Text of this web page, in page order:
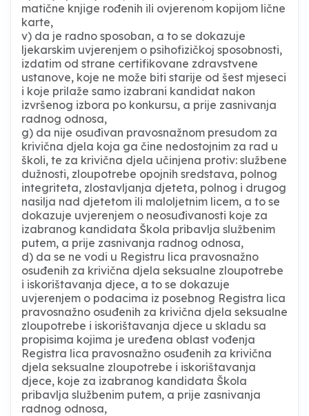
matične knjige rođenih ili ovjerenom kopijom lične
karte,
v) da je radno sposoban, a to se dokazuje
ljekarskim uvjerenjem o psihofizičkoj sposobnosti,
izdatim od strane certifikovane zdravstvene
ustanove, koje ne može biti starije od šest mjeseci
i koje prilaže samo izabrani kandidat nakon
izvršenog izbora po konkursu, a prije zasnivanja
radnog odnosa,
g) da nije osuđivan pravosnažnom presudom za
krivična djela koja ga čine nedostojnim za rad u
školi, te za krivična djela učinjena protiv: službene
dužnosti, zloupotrebe opojnih sredstava, polnog
integriteta, zlostavljanja djeteta, polnog i drugog
nasilja nad djetetom ili maloljetnim licem, a to se
dokazuje uvjerenjem o neosuđivanosti koje za
izabranog kandidata Škola pribavlja službenim
putem, a prije zasnivanja radnog odnosa,
d) da se ne vodi u Registru lica pravosnažno
osuđenih za krivična djela seksualne zloupotrebe
i iskorištavanja djece, a to se dokazuje
uvjerenjem o podacima iz posebnog Registra lica
pravosnažno osuđenih za krivična djela seksualne
zloupotrebe i iskorištavanja djece u skladu sa
propisima kojima je uređena oblast vođenja
Registra lica pravosnažno osuđenih za krivična
djela seksualne zloupotrebe i iskorištavanja
djece, koje za izabranog kandidata Škola
pribavlja službenim putem, a prije zasnivanja
radnog odnosa,